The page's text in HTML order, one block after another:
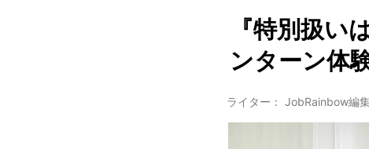
『特別扱い
ンターン体
ライター： JobRainbow編